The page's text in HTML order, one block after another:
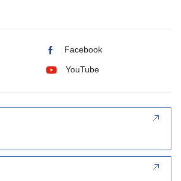
Facebook
YouTube